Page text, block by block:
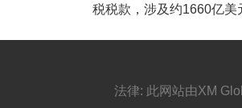
税税款，涉及约1660亿美
法律: 此网站由XM